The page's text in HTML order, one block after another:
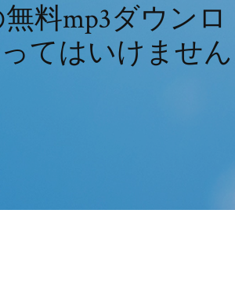
料mp3ダウンロ
てはいけません